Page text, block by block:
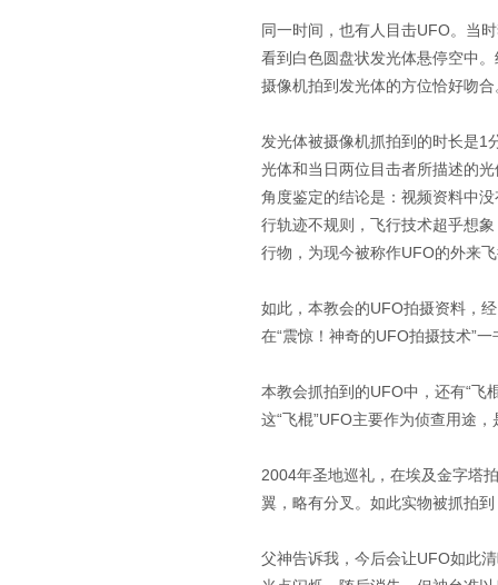
同一时间，也有人目击UFO。当
看到白色圆盘状发光体悬停空中
摄像机拍到发光体的方位恰好吻合
发光体被摄像机抓拍到的时长是1
光体和当日两位目击者所描述的
角度鉴定的结论是：视频资料中
行轨迹不规则，飞行技术超乎想
行物，为现今被称作UFO的外来
如此，本教会的UFO拍摄资料，
在“震惊！神奇的UFO拍摄技术”一
本教会抓拍到的UFO中，还有“飞
这“飞棍”UFO主要作为侦查用途
2004年圣地巡礼，在埃及金字塔
翼，略有分叉。如此实物被抓拍
父神告诉我，今后会让UFO如此